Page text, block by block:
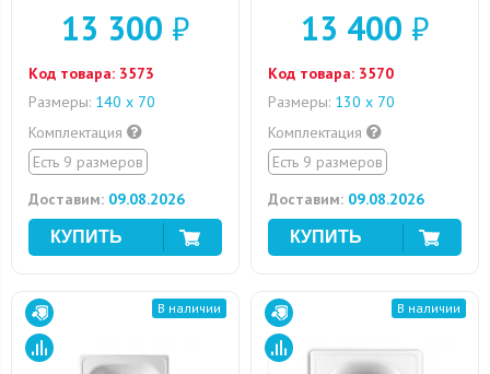
13 300 ₽
Код товара: 3573
Размеры: 140 х 70
Комплектация
Есть 9 размеров
Доставим: 09.08.2026
13 400 ₽
Код товара: 3570
Размеры: 130 х 70
Комплектация
Есть 9 размеров
Доставим: 09.08.2026
В наличии В наличии